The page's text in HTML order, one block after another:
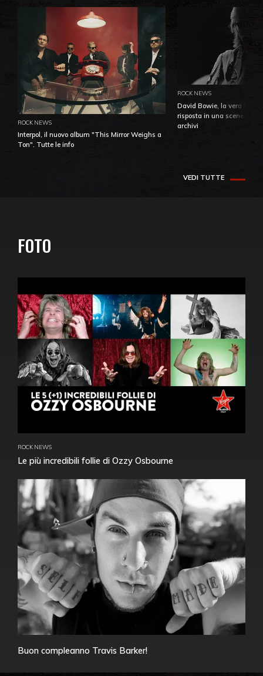
ROCK NEWS
Interpol, il nuovo album "This Mirror Weighs a
Ton". Tutte le info
ROCK NEWS
David Bowie, la vera
risposta in una
archivi
VEDI TUTTE
FOTO
ROCK NEWS
Le più incredibili follie di Ozzy Osbourne
Buon compleanno Travis Barker!